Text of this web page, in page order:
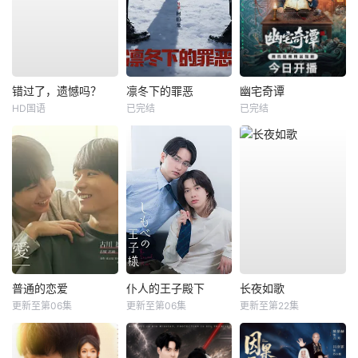
错过了，遗憾吗？
HD国语
凛冬下的罪恶
已完结
幽宅奇谭
已完结
普通的恋爱
更新至第06集
仆人的王子殿下
更新至第06集
长夜如歌
更新至第22集